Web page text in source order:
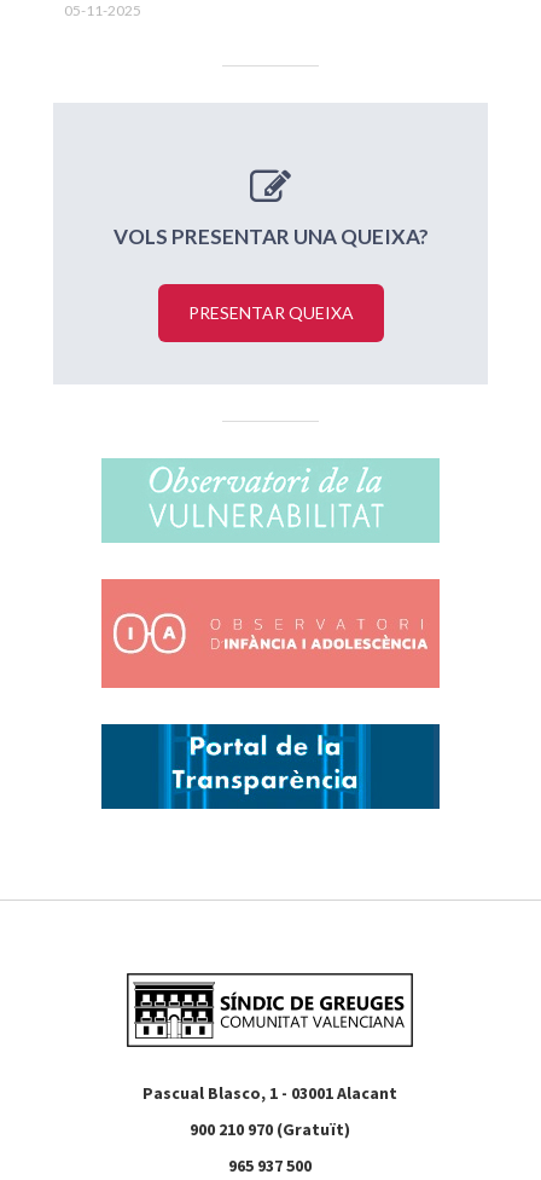
05-11-2025
VOLS PRESENTAR UNA QUEIXA?
PRESENTAR QUEIXA
Pascual Blasco, 1 - 03001 Alacant
900 210 970 (Gratuït)
965 937 500